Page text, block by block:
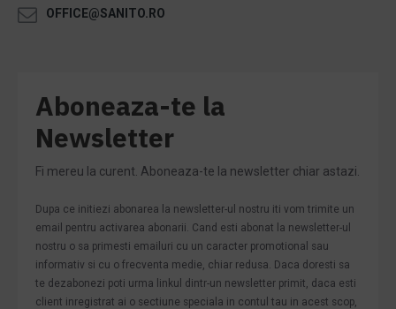
OFFICE@SANITO.RO
Aboneaza-te la
Newsletter
Fi mereu la curent. Aboneaza-te la newsletter chiar astazi.
Dupa ce initiezi abonarea la newsletter-ul nostru iti vom trimite un
email pentru activarea abonarii. Cand esti abonat la newsletter-ul
nostru o sa primesti emailuri cu un caracter promotional sau
informativ si cu o frecventa medie, chiar redusa. Daca doresti sa
te dezabonezi poti urma linkul dintr-un newsletter primit, daca esti
client inregistrat ai o sectiune speciala in contul tau in acest scop,